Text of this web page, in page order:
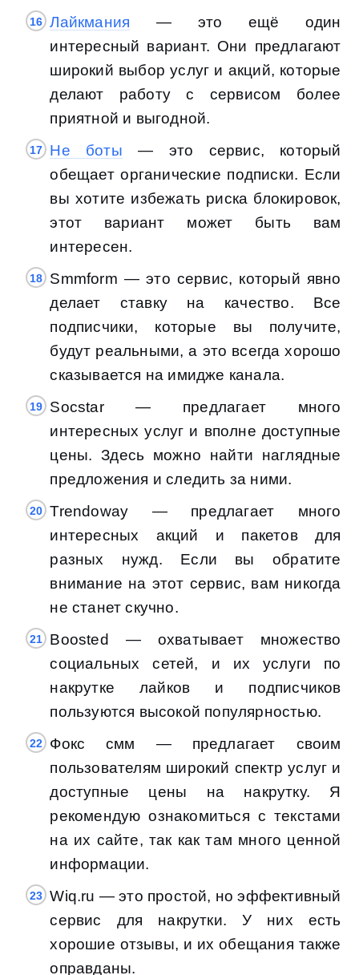
Лайкмания — это ещё один
интересный вариант. Они предлагают
широкий выбор услуг и акций, которые
делают работу с сервисом более
приятной и выгодной.
Не боты — это сервис, который
обещает органические подписки. Если
вы хотите избежать риска блокировок,
этот вариант может быть вам
интересен.
Smmform — это сервис, который явно
делает ставку на качество. Все
подписчики, которые вы получите,
будут реальными, а это всегда хорошо
сказывается на имидже канала.
Socstar — предлагает много
интересных услуг и вполне доступные
цены. Здесь можно найти наглядные
предложения и следить за ними.
Trendoway — предлагает много
интересных акций и пакетов для
разных нужд. Если вы обратите
внимание на этот сервис, вам никогда
не станет скучно.
Boosted — охватывает множество
социальных сетей, и их услуги по
накрутке лайков и подписчиков
пользуются высокой популярностью.
Фокс смм — предлагает своим
пользователям широкий спектр услуг и
доступные цены на накрутку. Я
рекомендую ознакомиться с текстами
на их сайте, так как там много ценной
информации.
Wiq.ru — это простой, но эффективный
сервис для накрутки. У них есть
хорошие отзывы, и их обещания также
оправданы.